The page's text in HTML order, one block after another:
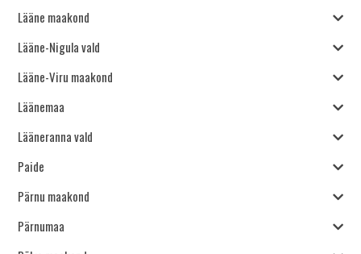
Lääne maakond
Lääne-Nigula vald
Lääne-Viru maakond
Läänemaa
Lääneranna vald
Paide
Pärnu maakond
Pärnumaa